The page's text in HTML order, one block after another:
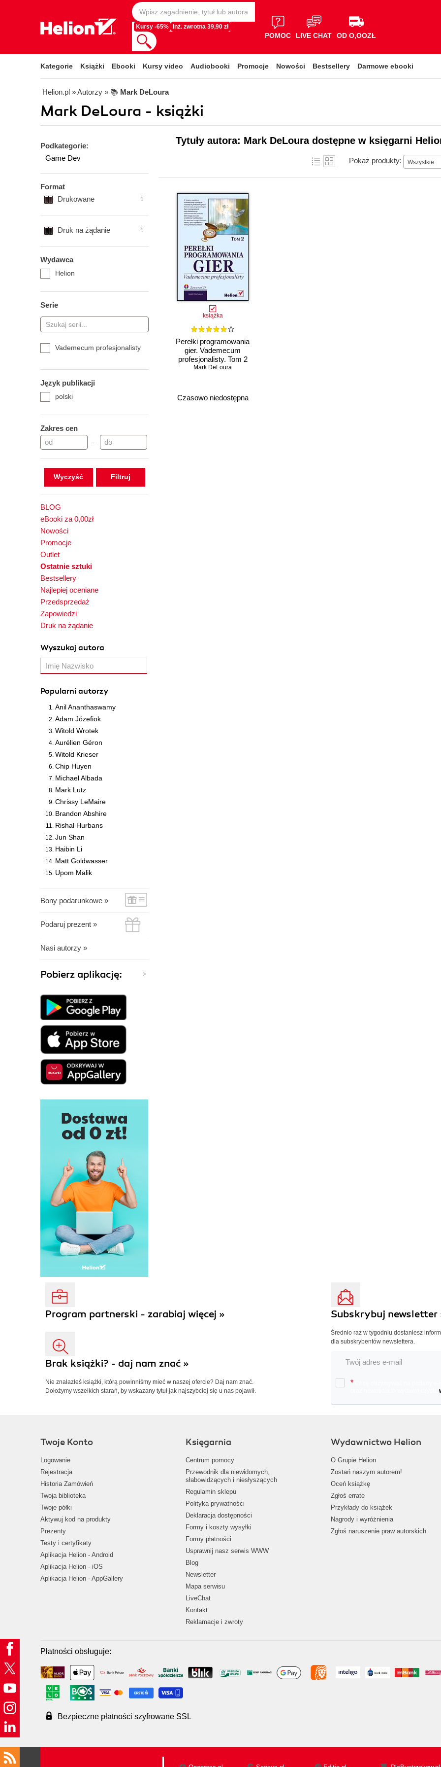
Kursy -65% Inż. zwrotna 39,90 zł
POMOC LIVE CHAT OD O,OOZŁ
Kategorie Książki Ebooki Kursy video Audiobooki Promocje Nowości Bestsellery Darmowe ebooki
Helion.pl » Autorzy » 📚 Mark DeLoura
Mark DeLoura - książki
Podkategorie:
Game Dev
Format
Drukowane
1
Druk na żądanie 1
Wydawca
Helion
Serie
Vademecum profesjonalisty
Język publikacji
polski
Zakres cen
–
Wyczyść
BLOG
eBooki za 0,00zł
Nowości
Promocje
Outlet
Ostatnie sztuki
Bestsellery
Najlepiej oceniane
Przedsprzedaż
Zapowiedzi
Druk na żądanie
Wyszukaj autora
Popularni autorzy
Anil Ananthaswamy
Adam Józefiok
Witold Wrotek
Aurélien Géron
Witold Krieser
Chip Huyen
Michael Albada
Mark Lutz
Chrissy LeMaire
Brandon Abshire
Rishal Hurbans
Jun Shan
Haibin Li
Matt Goldwasser
Upom Malik
Bony podarunkowe »
Podaruj prezent »
Nasi autorzy »
Pobierz aplikację:
Tytuły autora: Mark DeLoura dostępne w księgarni
Pokaż produkty: Wszystkie
książka
Perełki programowania
gier. Vademecum
profesjonalisty. Tom 2
Mark DeLoura
Czasowo niedostępna
Program partnerski - zarabiaj więcej »
Brak książki? - daj nam znać »
Nie znalazłeś książki, którą powinniśmy mieć w naszej ofercie? Daj nam znać.
Dołożymy wszelkich starań, by wskazany tytuł jak najszybciej się u nas pojawił.
Subskrybuj newsletter
Średnio raz w tygodniu dostaniesz
dla subskrybentów newslettera.
*
Twoje Konto
Logowanie
Rejestracja
Historia Zamówień
Twoja biblioteka
Twoje półki
Aktywuj kod na produkty
Prezenty
Testy i certyfikaty
Aplikacja Helion - Android
Aplikacja Helion - iOS
Aplikacja Helion - AppGallery
Księgarnia
Centrum pomocy
Przewodnik dla niewidomych,
słabowidzących i niesłyszących
Regulamin sklepu
Polityka prywatności
Deklaracja dostępności
Formy i koszty wysyłki
Formy płatności
Usprawnij nasz serwis WWW
Blog
Newsletter
Mapa serwisu
LiveChat
Kontakt
Reklamacje i zwroty
Wydawnictwo Helion
O Grupie Helion
Zostań naszym autorem!
Oceń książkę
Zgłoś erratę
Przykłady do książek
Nagrody i wyróżnienia
Zgłoś naruszenie praw autorskich
Płatności obsługuje:
Bezpieczne płatności szyfrowane SSL